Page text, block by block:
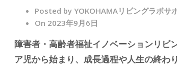
Posted by YOKOHAMAリビングラボサ
On 2023年9月6日
障害者・高齢者福祉イノベーションリビ
ア児から始まり、成長過程や人生の終